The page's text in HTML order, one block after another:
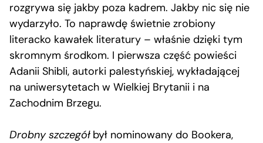
rozgrywa się jakby poza kadrem. Jakby nic się nie
wydarzyło. To naprawdę świetnie zrobiony
literacko kawałek literatury – właśnie dzięki tym
skromnym środkom. I pierwsza część powieści
Adanii Shibli, autorki palestyńskiej, wykładającej
na uniwersytetach w Wielkiej Brytanii i na
Zachodnim Brzegu.
Drobny szczegółbył nominowany do Bookera,